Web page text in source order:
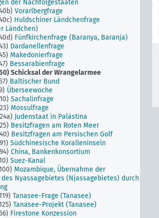
der Nachfolgestaaten
Vorarlbergfrage
Huldschiner Ländchenfrage
Ländchen)
Fünfkirchenfrage (Baranya, Baranja)
Dardanellenfrage
Makedonierfrage
Bessarabienfrage
Schicksal der Wrangelarmee
Baltischer Bund
Überseewoche
Sachalinfrage
Mossulfrage
Judenstaat in Palästina
Besitzfragen am Roten Meer
Besitzfragen am Persischen Golf
Südchinesische Koralleninseln
China, Bankenkonsortium
Suez-Kanal
Mozambique, Übernahme der
Nyassagebietes (Njassagebietes) durch
Tanasee-Frage (Tanasee)
Tanasee-Projekt (Tanasee)
Firestone Konzession